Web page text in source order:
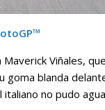
Viñales,
goma blanda
no pudo